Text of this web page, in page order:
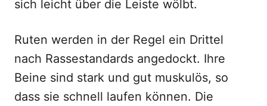
sich leicht über die Leiste wölbt.
Ruten werden in der Regel ein Drittel
nach Rassestandards angedockt. Ihre
Beine sind stark und gut muskulös, so
dass sie schnell laufen können. Die